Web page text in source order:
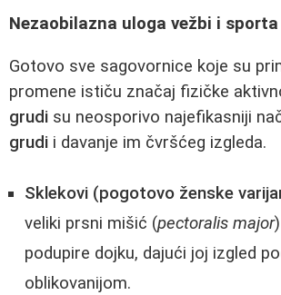
Nezaobilazna uloga vežbi i sporta
Gotovo sve sagovornice koje su
promene ističu značaj fizičke
grudi su neosporivo najefikasniji
grudi i davanje im čvršćeg izgleda.
Sklekovi (pogotovo ženske
veliki prsni mišić (pectoralis major
podupire dojku, dajući joj izgled
oblikovanijom.